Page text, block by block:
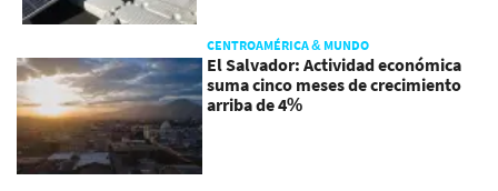
CENTROAMÉRICA & MUNDO
El Salvador: Actividad económica
suma cinco meses de crecimiento
arriba de 4%